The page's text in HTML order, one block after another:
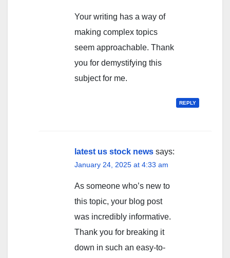
Your writing has a way of
making complex topics
seem approachable. Thank
you for demystifying this
subject for me.
REPLY
latest us stock news says:
January 24, 2025 at 4:33 am
As someone who’s new to
this topic, your blog post
was incredibly informative.
Thank you for breaking it
down in such an easy-to-